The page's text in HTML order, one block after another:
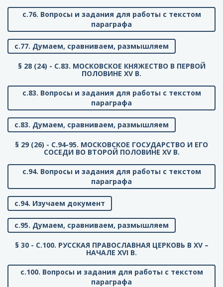
с.76. Вопросы и задания для работы с текстом
параграфа
с.77. Думаем, сравниваем, размышляем
§ 28 (24) - C.83. МОСКОВСКОЕ КНЯЖЕСТВО В ПЕРВОЙ
ПОЛОВИНЕ XV В.
с.83. Вопросы и задания для работы с текстом
параграфа
с.83. Думаем, сравниваем, размышляем
§ 29 (26) - C.94-95. МОСКОВСКОЕ ГОСУДАРСТВО И ЕГО
СОСЕДИ ВО ВТОРОЙ ПОЛОВИНЕ XV В.
с.94. Вопросы и задания для работы с текстом
параграфа
с.94. Изучаем документ
с.95. Думаем, сравниваем, размышляем
§ 30 - C.100. РУССКАЯ ПРАВОСЛАВНАЯ ЦЕРКОВЬ В XV –
НАЧАЛЕ XVI В.
с.100. Вопросы и задания для работы с текстом
параграфа